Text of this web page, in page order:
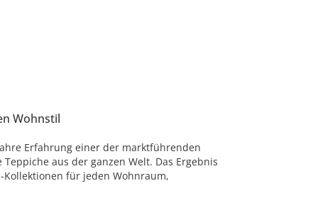
Wohnstil
Erfahrung einer der marktführenden
aus der ganzen Welt. Das Ergebnis
für jeden Wohnraum,